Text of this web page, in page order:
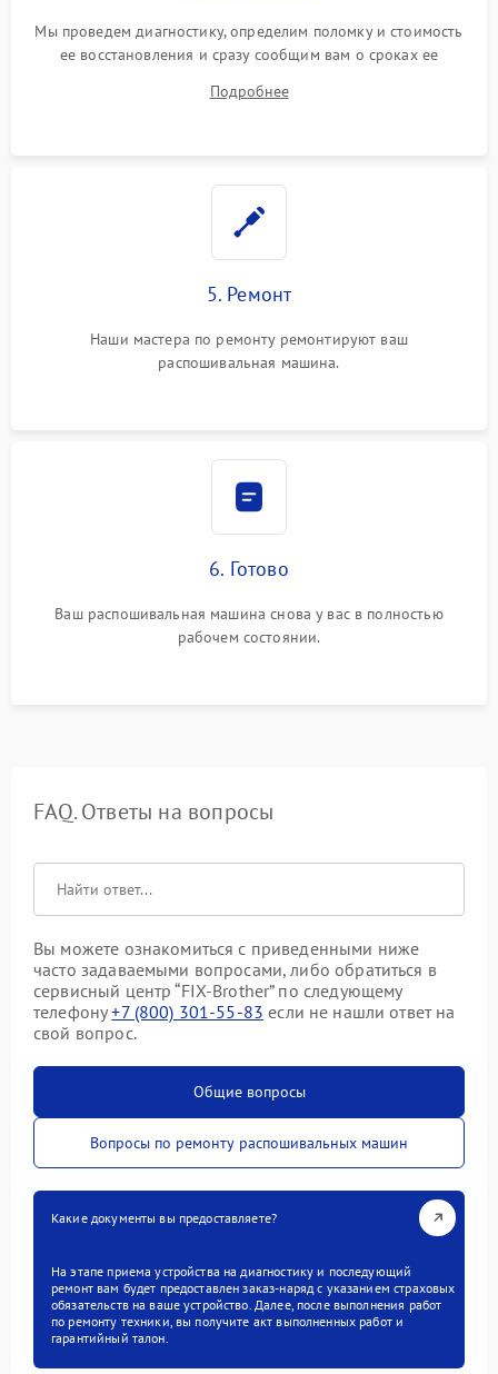
Мы проведем диагностику, определим поломку и стоимость
ее восстановления и сразу сообщим вам о сроках ее
Подробнее
5. Ремонт
Наши мастера по ремонту ремонтируют ваш
распошивальная машина.
6. Готово
Ваш распошивальная машина снова у вас в полностью
рабочем состоянии.
FAQ. Ответы на вопросы
Вы можете ознакомиться с приведенными ниже
часто задаваемыми вопросами, либо обратиться в
сервисный центр “FIX-Brother” по следующему
телефону+7 (800) 301-55-83 если не нашли ответ на
свой вопрос.
Общие вопросы
Вопросы по ремонту распошивальных машин
Какие документы вы предоставляете?
На этапе приема устройства на диагностику и последующий
ремонт вам будет предоставлен заказ-наряд с указанием страховых
обязательств на ваше устройство. Далее, после выполнения работ
по ремонту техники, вы получите акт выполненных работ и
гарантийный талон.